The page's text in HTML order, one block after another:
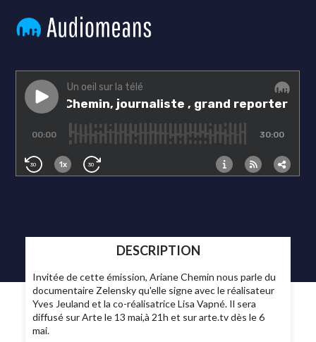
DESCRIPTION
Invitée de cette émission, Ariane Chemin nous parle du
documentaire Zelensky qu'elle signe avec le réalisateur
Yves Jeuland et la co-réalisatrice Lisa Vapné. Il sera
diffusé sur Arte le 13 mai,à 21h et sur arte.tv dès le 6
mai.